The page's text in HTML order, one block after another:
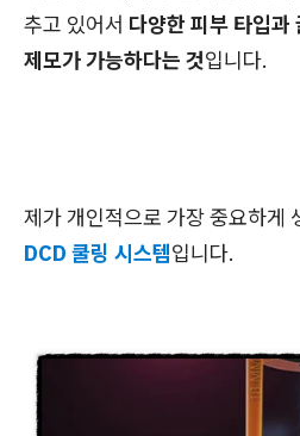
추고 있어서 다양한 피부 타입과
제모가 가능하다는 것입니다.
제가 개인적으로 가장 중요하게
DCD 쿨링 시스템입니다.